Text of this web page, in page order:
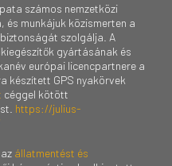
számos nemzetközi
munkájuk közismerten a
szolgálja. A
gyártásának és
európai licencpartnere a
készített GPS nyakörvek
céggel kötött
https://julius-
állatmentést és